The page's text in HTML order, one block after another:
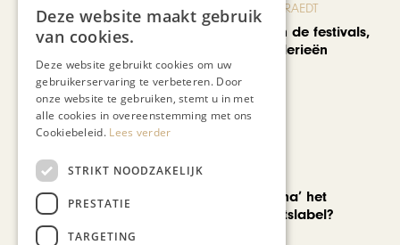
BLOG JO CORTENRAEDT
We verzuipen in de festivals,
feesten en braderieën
AUTOMOTIVE
Is ‘Made in China’ het
nieuwe kwaliteitslabel?
Deze website maakt gebruik
van cookies.
Deze website gebruikt cookies om uw
gebruikerservaring te verbeteren. Door
onze website te gebruiken, stemt u in met
alle cookies in overeenstemming met ons
Cookiebeleid. Lees verder
STRIKT NOODZAKELIJK
PRESTATIE
TARGETING